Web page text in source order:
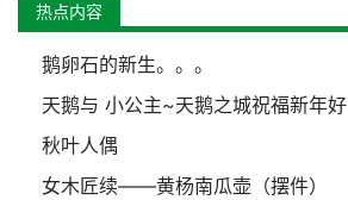
热点内容
鹅卵石的新生。。。
天鹅与 小公主~天鹅之城祝福新年好
秋叶人偶
女木匠续——黄杨南瓜壶（摆件）